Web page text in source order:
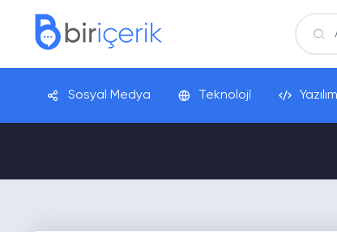
Sosyal Medya Teknoloji Yazılım